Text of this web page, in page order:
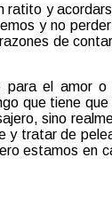
ratito y
y no
de
el amor
que tiene
sino
y tratar de
estamos en